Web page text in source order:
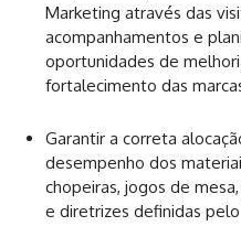
Marketing através das
acompanhamentos e
oportunidades de
fortalecimento das
Garantir a correta
desempenho dos
chopeiras, jogos de
e diretrizes definidas